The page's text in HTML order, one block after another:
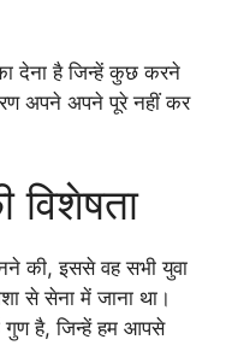
देना है जिन्हें कुछ करने
अपने अपने पूरे नहीं कर
विशेषता
की, इससे वह सभी युवा
से सेना में जाना था।
गुण है, जिन्हें हम आपसे